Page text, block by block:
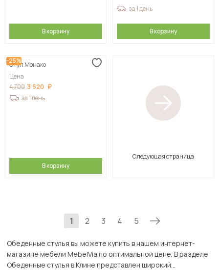
В корзину
за 1 день
В корзину
-25%
Стул Монако
Цена
4 700 3 520
за 1 день
В корзину
Следующая страница
1 2 3 4 5
Обеденные стулья вы можете купить в нашем интернет-
магазине мебели MebelVia по оптимальной цене. В разделе
Обеденные стулья в Клине представлен широкий